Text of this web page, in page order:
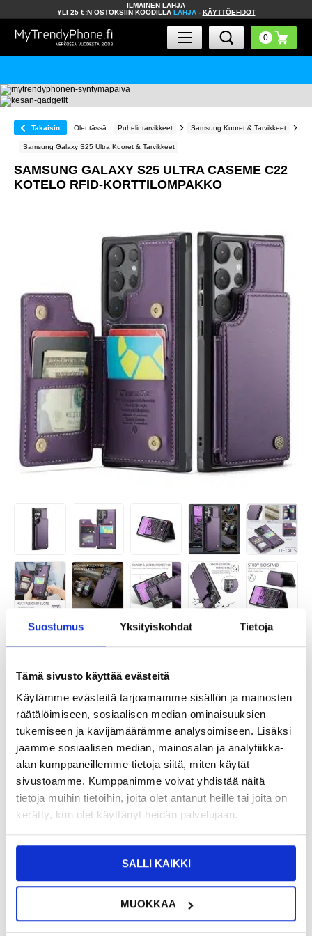
Suostumus Yksityiskohdat Tietoja
Tämä sivusto käyttää evästeitä
Käytämme evästeitä tarjoamamme sisällön ja mainosten
räätälöimiseen, sosiaalisen median ominaisuuksien
tukemiseen ja kävijämäärämme analysoimiseen. Lisäksi
jaamme sosiaalisen median, mainosalan ja analytiikka-
alan kumppaneillemme tietoja siitä, miten käytät
sivustoamme. Kumppanimme voivat yhdistää näitä
tietoja muihin tietoihin, joita olet antanut heille tai joita on
kerätty, kun olet käyttänyt heidän palvelujaan.
SALLI KAIKKI
MUOKKAA
ILMAINEN LAHJA
YLI 25 €:N OSTOKSIIN KOODILLA LAHJA- KÄYTTÖEHDOT
Takaisin Olet tässä: Puhelintarvikkeet Samsung Kuoret & Tarvikkeet
Samsung Galaxy S25 Ultra Kuoret & Tarvikkeet
SAMSUNG GALAXY S25 ULTRA CASEME C22
KOTELO RFID-KORTTILOMPAKKO
TUOTENUMERO:4009600-VAR
SAATAVUUS: KESKUSVARASTOSSA.
ARVIOITU TOIMITUSAIKA 20-25
PÄIVÄÄ
TOIMITUSTIEDOT
13,95EUR
SAAT 7 % ALENNUKSEN LIITTYMÄLLÄ CLUB
TRENDYYN
LIITY NYT
ILMAISEKSI >
- +